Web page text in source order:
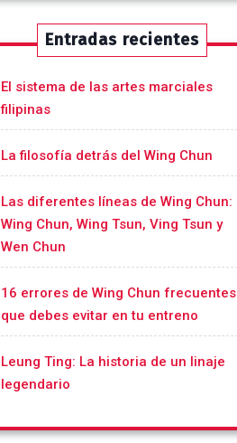
Entradas recientes
El sistema de las artes marciales
filipinas
La filosofía detrás del Wing Chun
Las diferentes líneas de Wing Chun:
Wing Chun, Wing Tsun, Ving Tsun y
Wen Chun
16 errores de Wing Chun frecuentes
que debes evitar en tu entreno
Leung Ting: La historia de un linaje
legendario